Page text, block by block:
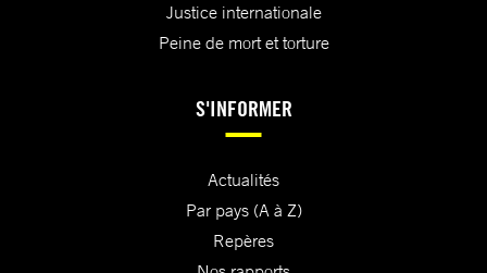
Justice internationale
Peine de mort et torture
S'INFORMER
Actualités
Par pays (A à Z)
Repères